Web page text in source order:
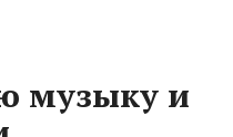
музыку и